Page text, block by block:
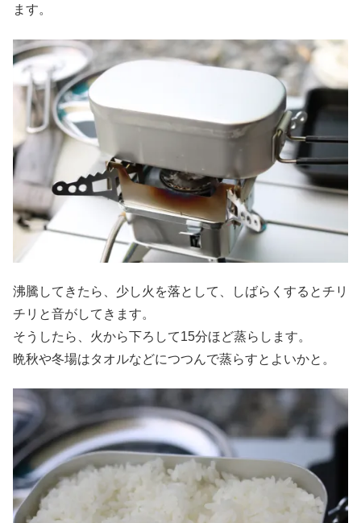
ます。
沸騰してきたら、少し火を落として、しばらくするとチリ
チリと音がしてきます。
そうしたら、火から下ろして15分ほど蒸らします。
晩秋や冬場はタオルなどにつつんで蒸らすとよいかと。